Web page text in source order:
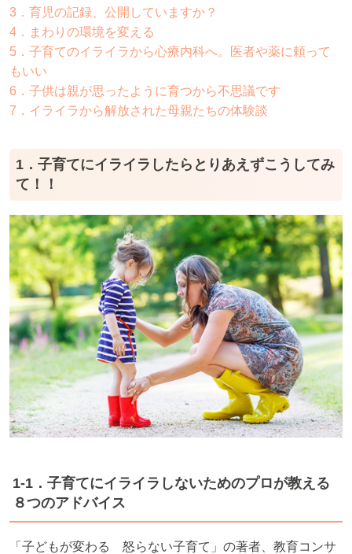
3．育児の記録、公開していますか？
4．まわりの環境を変える
5．子育てのイライラから心療内科へ。医者や薬に頼って
もいい
6．子供は親が思ったように育つから不思議です
7．イライラから解放された母親たちの体験談
1．子育てにイライラしたらとりあえずこうしてみ
て！！
1-1．子育てにイライラしないためのプロが教える
８つのアドバイス
「子どもが変わる 怒らない子育て」の著者、教育コンサ